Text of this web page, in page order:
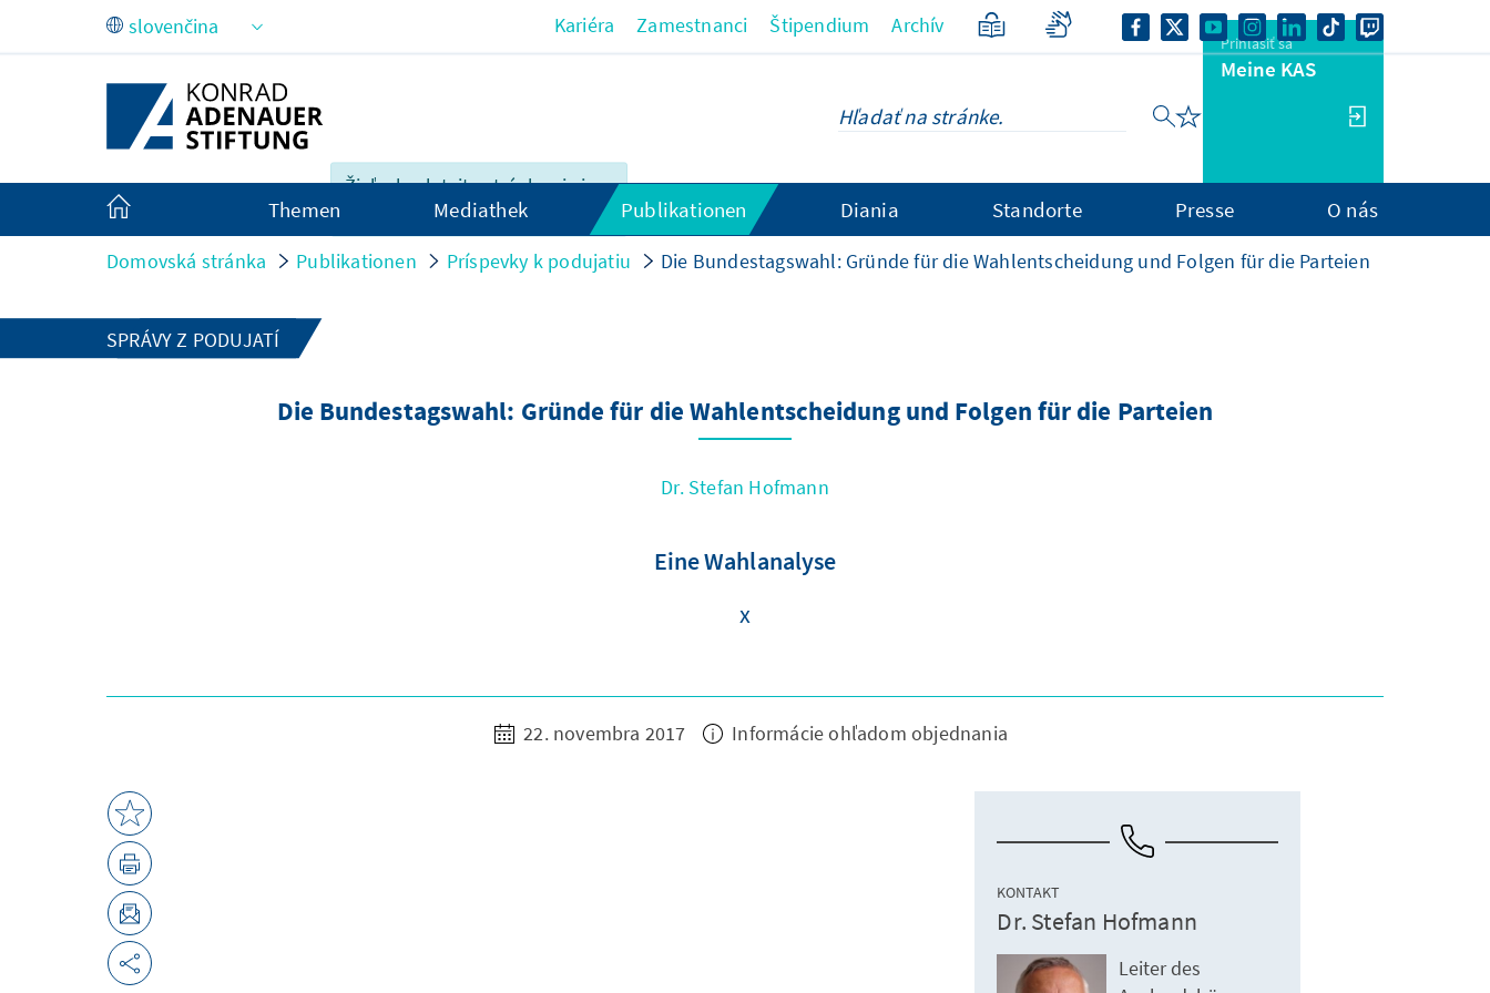
Skip to Main Content
Žiaľ, obsah tejto stránky nie je
plne v dispozícii v slovenčina.
Kariéra Zamestnanci Štipendium Archív
Prihlásiť sa
Meine KAS
Themen Mediathek Publikationen Diania Standorte Presse O nás
Domovská stránka Publikationen Príspevky k podujatiu Die Bundestagswahl: Gründe für die Wahlentscheidung und Folgen für die Parteien
SPRÁVY Z PODUJATÍ
Die Bundestagswahl: Gründe für die Wahlentscheidung und Folgen für die Parteien
Dr. Stefan Hofmann
Eine Wahlanalyse
x
22. novembra 2017 Informácie ohľadom objednania
KONTAKT
Dr. Stefan Hofmann
Leiter des